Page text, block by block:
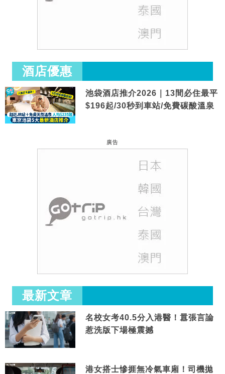
酒店優惠
池袋酒店推介2026｜13間必住最平
$196起/30秒到車站/免費碳酸溫泉
廣告
最新文章
名校女考40.5分入港醫！囂張言論
惹洗版下場極震撼
港女搭士慘捱無冷氣車廂！司機拋